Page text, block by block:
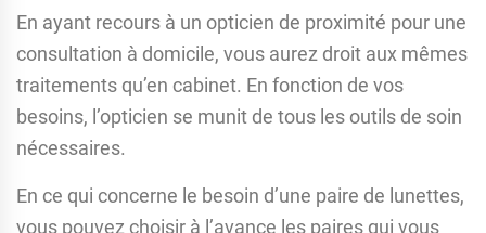
En ayant recours à un opticien de proximité pour une
consultation à domicile, vous aurez droit aux mêmes
traitements qu’en cabinet. En fonction de vos
besoins, l’opticien se munit de tous les outils de soin
nécessaires.
En ce qui concerne le besoin d’une paire de lunettes,
vous pouvez choisir à l’avance les paires qui vous